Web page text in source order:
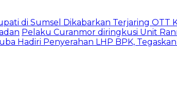
di Sumsel Dikabarkan Terjaring OTT
Pelaku Curanmor diringkusi Unit
Hadiri Penyerahan LHP BPK,